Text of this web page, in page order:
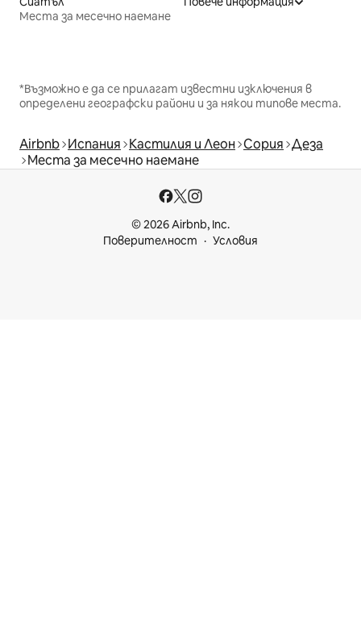
Места за месечно наемане
*Възможно е да се прилагат известни изключения в
определени географски райони и за някои типове места.
Airbnb Испания Кастилия и Леон Сория Деза
Места за месечно наемане
© 2026 Airbnb, Inc.
Поверителност
Условия